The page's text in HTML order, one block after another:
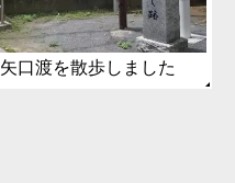
矢口渡を散歩しました